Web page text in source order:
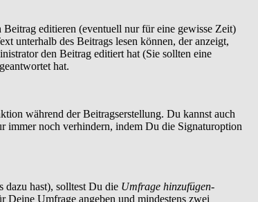
editieren (eventuell nur für eine gewisse Zeit)
unterhalb des Beitrags lesen können, der anzeigt,
den Beitrag editiert hat (Sie sollten eine
hat.
während der Beitragserstellung. Du kannst auch
immer noch verhindern, indem Du die Signaturoption
dazu hast), solltest Du die Umfrage hinzufügen-
Umfrage angeben und mindestens zwei